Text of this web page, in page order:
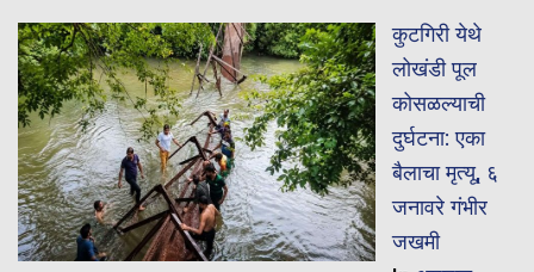
कुटगिरी येथे
लोखंडी पूल
कोसळल्याची
दुर्घटना: एका
बैलाचा मृत्यू, ६
जनावरे गंभीर
जखमी